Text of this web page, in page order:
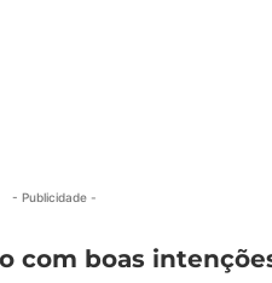
- Publicidade -
com boas